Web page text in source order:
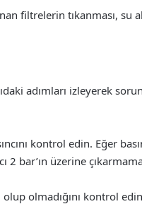
filtrelerin tıkanması, su
adımları izleyerek
kontrol edin. Eğer
2 bar’ın üzerine
olmadığını kontrol